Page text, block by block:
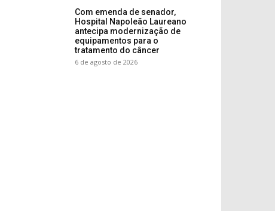
Com emenda de senador,
Hospital Napoleão Laureano
antecipa modernização de
equipamentos para o
tratamento do câncer
6 de agosto de 2026